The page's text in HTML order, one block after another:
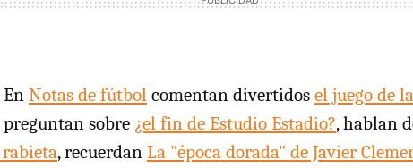
En Notas de fútbol comentan divertidos el juego de
preguntan sobre ¿el fin de Estudio Estadio?, hablan
, recuerdan La "época dorada" de Javier